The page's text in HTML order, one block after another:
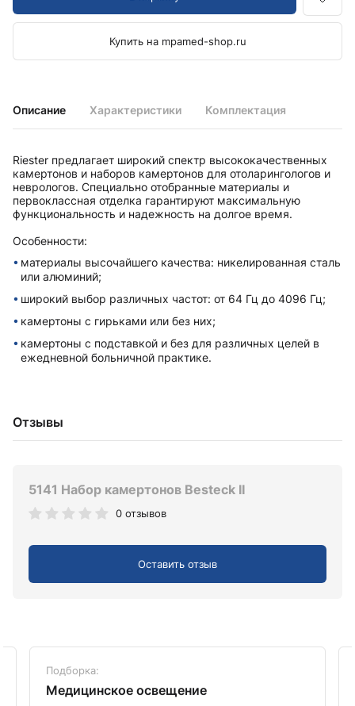
Описание Характеристики Комплектация
Riester предлагает широкий спектр высококачественных
камертонов и наборов камертонов для отоларингологов и
неврологов. Специально отобранные материалы и
первоклассная отделка гарантируют максимальную
функциональность и надежность на долгое время.
Особенности:
материалы высочайшего качества: никелированная сталь
или алюминий;
широкий выбор различных частот: от 64 Гц до 4096 Гц;
камертоны с гирьками или без них;
камертоны с подставкой и без для различных целей в
ежедневной больничной практике.
Отзывы
5141 Набор камертонов Besteck II
0 отзывов
Оставить отзыв
Купить на mpamed-shop.ru
Подборка:
Медицинское освещение